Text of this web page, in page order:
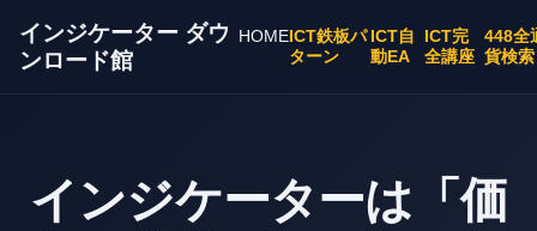
インジケーター ダウ
ンロード館
HOMEICT鉄板パ
ターン
ICT自
動EA
ICT完
全講座
448全
貨検索
インジケーターは「価